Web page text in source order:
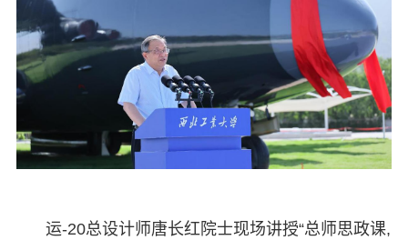
运-20总设计师唐长红院士现场讲授“总师思政课,